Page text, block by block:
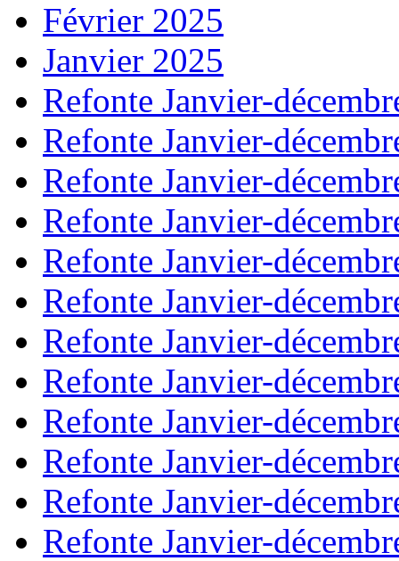
Février 2025
Janvier 2025
Refonte Janvier-
Refonte Janvier-
Refonte Janvier-
Refonte Janvier-
Refonte Janvier-
Refonte Janvier-
Refonte Janvier-
Refonte Janvier-
Refonte Janvier-
Refonte Janvier-
Refonte Janvier-
Refonte Janvier-